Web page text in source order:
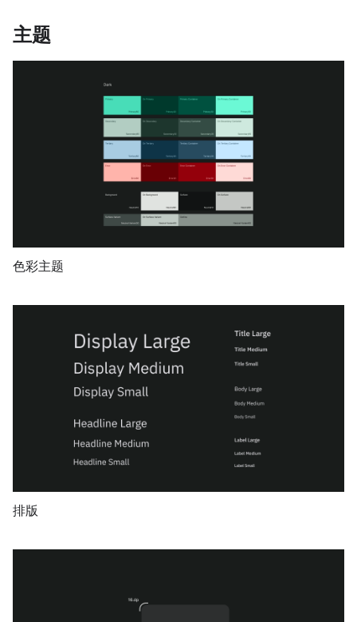
主题
色彩主题
排版